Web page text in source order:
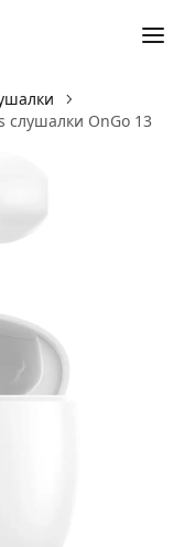
слушалки OnGo 13